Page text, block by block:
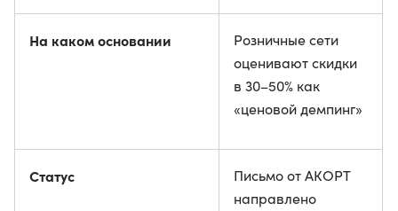
На каком основании
Розничные сети
оценивают скидки
в 30–50% как
«ценовой демпинг»
Статус
Письмо от АКОРТ
направлено